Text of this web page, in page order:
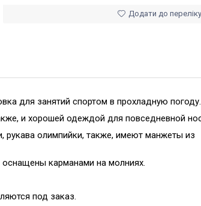
Додати до
для занятий спортом в прохладную погоду.
и хорошей одеждой для повседневной
рукава олимпийки, также, имеют манжеты из
карманами на молниях.
под заказ.